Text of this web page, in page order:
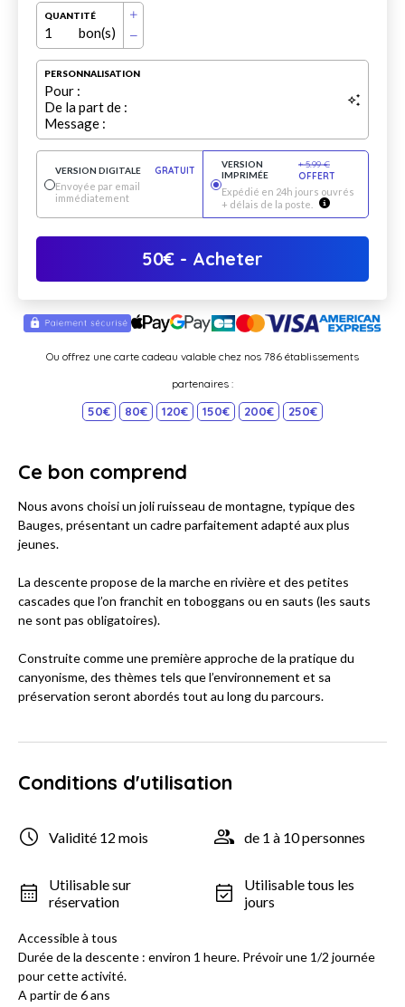
QUANTITÉ
1 bon(s)
PERSONNALISATION
Pour :
De la part de :
Message :
VERSION DIGITALE
GRATUIT
Envoyée par email
immédiatement
VERSION
IMPRIMÉE
+5.99 €
OFFERT
Expédié en 24h jours ouvrés
+ délais de la poste.
50€ - Acheter
Ou offrez une carte cadeau valable chez nos 786 établissements
partenaires :
50€ 80€ 120€ 150€ 200€ 250€
Ce bon comprend
Nous avons choisi un joli ruisseau de montagne, typique des
Bauges, présentant un cadre parfaitement adapté aux plus
jeunes.
La descente propose de la marche en rivière et des petites
cascades que l’on franchit en toboggans ou en sauts (les sauts
ne sont pas obligatoires).
Construite comme une première approche de la pratique du
canyonisme, des thèmes tels que l’environnement et sa
préservation seront abordés tout au long du parcours.
Conditions d'utilisation
Validité 12 mois de 1 à 10 personnes
Utilisable sur
réservation
Utilisable tous les
jours
Accessible à tous
Durée de la descente : environ 1 heure. Prévoir une 1/2 journée
pour cette activité.
A partir de 6 ans